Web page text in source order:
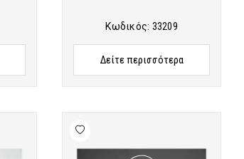
Κωδικός: 33209
Δείτε περισσότερα